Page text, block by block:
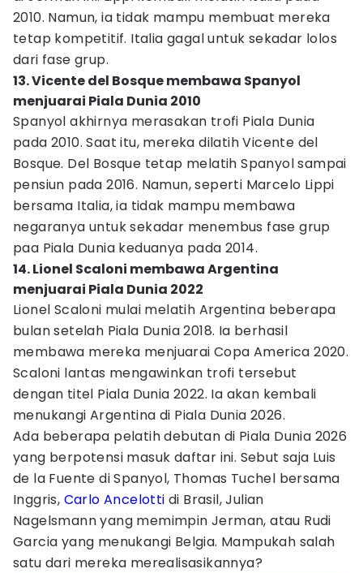
2010. Namun, ia tidak mampu membuat mereka
tetap kompetitif. Italia gagal untuk sekadar lolos
dari fase grup.
13. Vicente del Bosque membawa Spanyol
menjuarai Piala Dunia 2010
Spanyol akhirnya merasakan trofi Piala Dunia
pada 2010. Saat itu, mereka dilatih Vicente del
Bosque. Del Bosque tetap melatih Spanyol sampai
pensiun pada 2016. Namun, seperti Marcelo Lippi
bersama Italia, ia tidak mampu membawa
negaranya untuk sekadar menembus fase grup
paa Piala Dunia keduanya pada 2014.
14. Lionel Scaloni membawa Argentina
menjuarai Piala Dunia 2022
Lionel Scaloni mulai melatih Argentina beberapa
bulan setelah Piala Dunia 2018. Ia berhasil
membawa mereka menjuarai Copa America 2020.
Scaloni lantas mengawinkan trofi tersebut
dengan titel Piala Dunia 2022. Ia akan kembali
menukangi Argentina di Piala Dunia 2026.
Ada beberapa pelatih debutan di Piala Dunia 2026
yang berpotensi masuk daftar ini. Sebut saja Luis
de la Fuente di Spanyol, Thomas Tuchel bersama
Inggris, Carlo Ancelotti di Brasil, Julian
Nagelsmann yang memimpin Jerman, atau Rudi
Garcia yang menukangi Belgia. Mampukah salah
satu dari mereka merealisasikannya?